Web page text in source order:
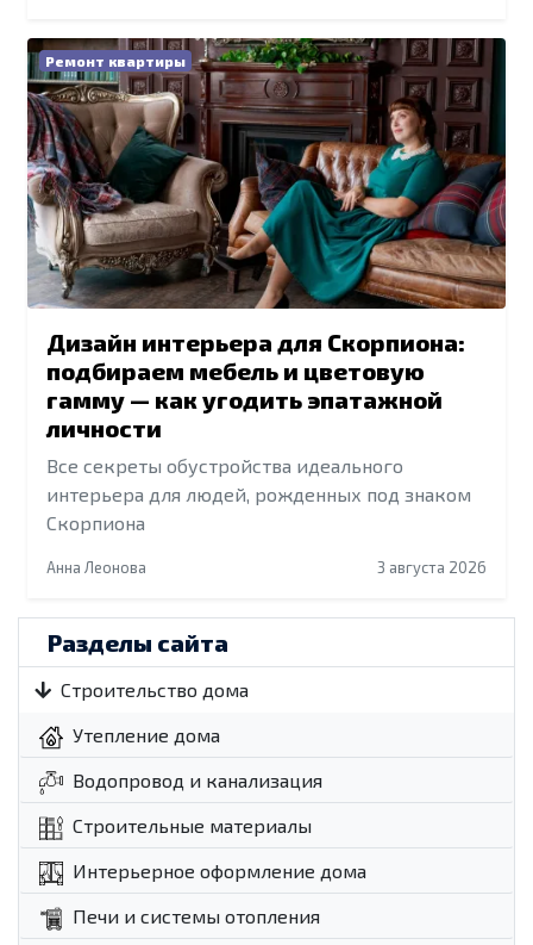
Ремонт квартиры
Дизайн интерьера для Скорпиона:
подбираем мебель и цветовую
гамму — как угодить эпатажной
личности
Все секреты обустройства идеального
интерьера для людей, рожденных под знаком
Скорпиона
Анна Леонова 3 августа 2026
Разделы сайта
Строительство дома
Утепление дома
Водопровод и канализация
Строительные материалы
Интерьерное оформление дома
Печи и системы отопления